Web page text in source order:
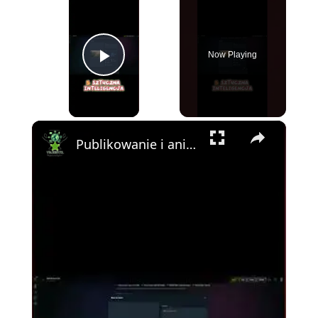
Play Video
Now Playing
Publikowanie i animacja scen w filmie AI – zobacz, jak powstaje ruch i życie na ekranie!